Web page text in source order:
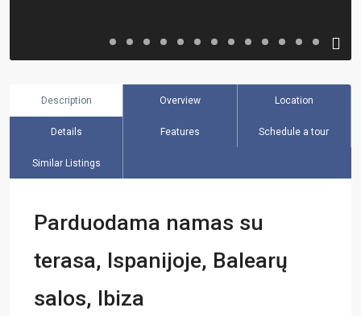
Description Overview Location
Details Features Schedule a tour
Similar Listings
Parduodama namas su
terasa, Ispanijoje, Balearų
salos, Ibiza